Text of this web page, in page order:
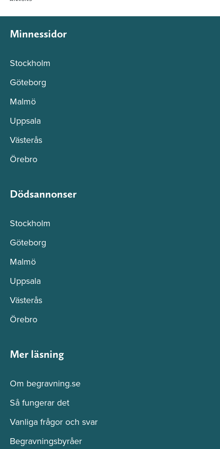
Minnessidor
Stockholm
Göteborg
Malmö
Uppsala
Västerås
Örebro
Dödsannonser
Stockholm
Göteborg
Malmö
Uppsala
Västerås
Örebro
Mer läsning
Om begravning.se
Så fungerar det
Vanliga frågor och svar
Begravningsbyråer